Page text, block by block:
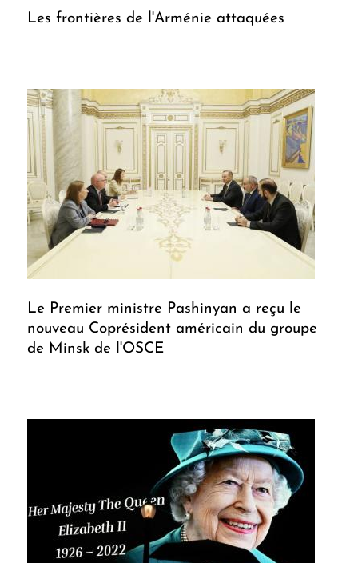
Les frontières de l'Arménie attaquées
Le Premier ministre Pashinyan a reçu le
nouveau Coprésident américain du groupe
de Minsk de l'OSCE